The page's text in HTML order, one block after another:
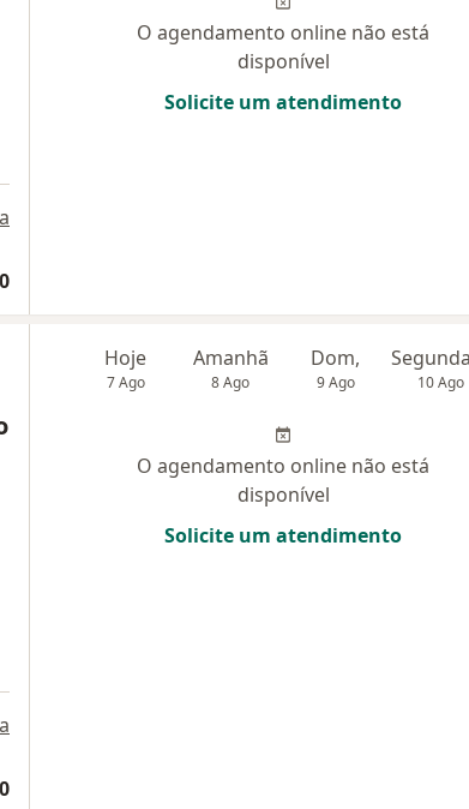
O agendamento online não está
disponível
Solicite um atendimento
Hoje
7 Ago
Amanhã
8 Ago
Dom,
9 Ago 10 Ago
O agendamento online não está
disponível
Solicite um atendimento